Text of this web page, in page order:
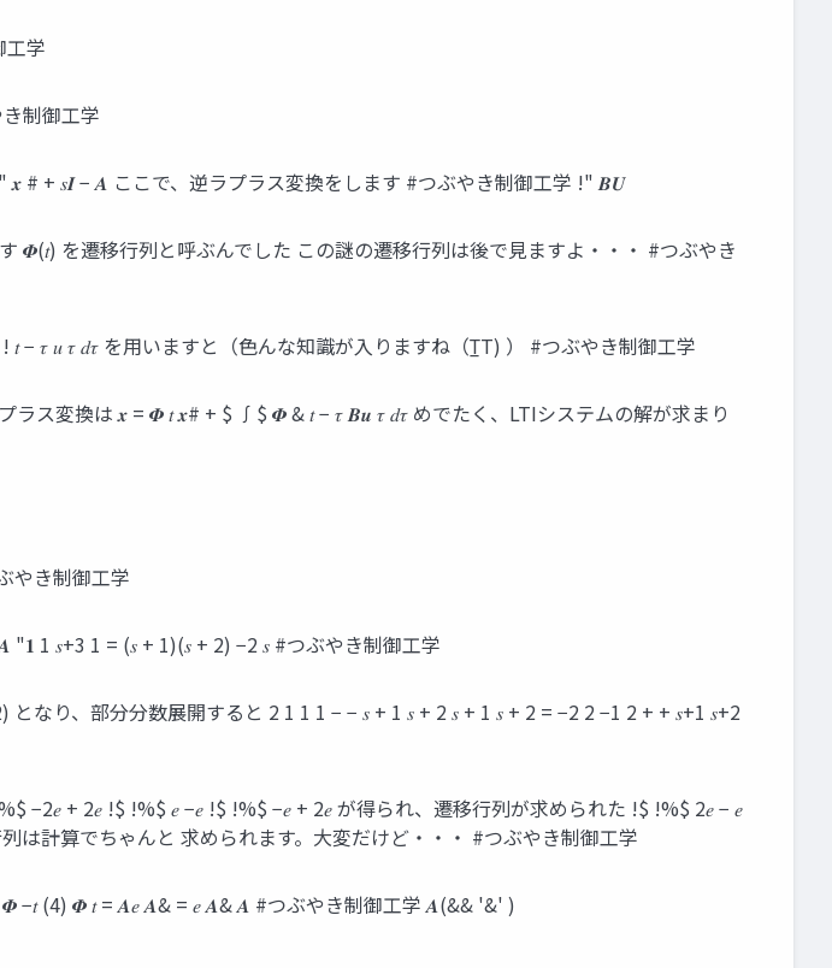
工学
制御工学
# + 𝑠𝑰 − 𝑨 ここで、逆ラプラス変換をします #つぶやき制御工学 !" 𝑩𝑼
𝜱(𝑡) を遷移行列と呼ぶんでした この謎の遷移行列は後で見ますよ・・・ #つぶやき
𝜏 𝑢 𝜏 𝑑𝜏 を用いますと（色んな知識が入りますね（T̲T) ） #つぶやき制御工学
ス変換は 𝒙 = 𝜱 𝑡 𝒙# + $ ∫$ 𝜱 & 𝑡 − 𝜏 𝑩𝒖 𝜏 𝑑𝜏 めでたく、LTIシステムの解が求まり
やき制御工学
"𝟏 1 𝑠+3 1 = (𝑠 + 1)(𝑠 + 2) −2 𝑠 #つぶやき制御工学
なり、部分分数展開すると 2 1 1 1 − − 𝑠 + 1 𝑠 + 2 𝑠 + 1 𝑠 + 2 = −2 2 −1 2 + + 𝑠+1 𝑠+2
−2𝑒 + 2𝑒 !$ !%$ 𝑒 −𝑒 !$ !%$ −𝑒 + 2𝑒 が得られ、遷移行列が求められた !$ !%$ 2𝑒 − 𝑒
は計算でちゃんと 求められます。大変だけど・・・ #つぶやき制御工学
−𝑡 (4) 𝜱̇ 𝑡 = 𝑨𝑒 𝑨& = 𝑒 𝑨& 𝑨 #つぶやき制御工学 𝑨(&& '&' )